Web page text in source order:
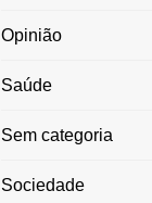
Opinião
Saúde
Sem categoria
Sociedade